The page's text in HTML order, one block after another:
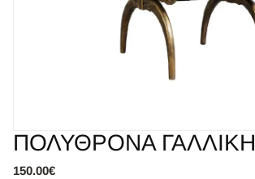
ΠΟΛΥΘΡΟΝΑ ΓΑΛΛΙΚΗ
150.00€